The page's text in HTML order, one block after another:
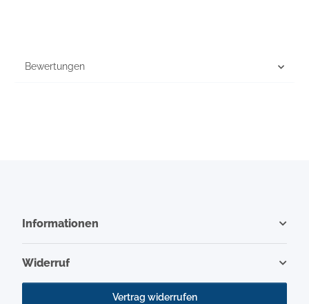
Bewertungen
Informationen
Widerruf
Vertrag widerrufen